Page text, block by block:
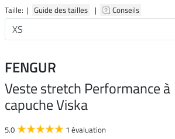
Taille: | Guide des tailles | Conseils
FENGUR
Veste stretch Performance à
capuche Viska
5.0 1 évaluation